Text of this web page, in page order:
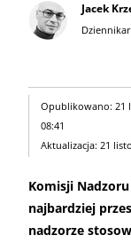
Jacek
Opublikowano: 21
08:41
Aktualizacja: 21
Komisji
najbardziej
nadzorze